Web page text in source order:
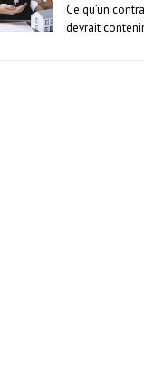
Ce qu’un
devrait contenir